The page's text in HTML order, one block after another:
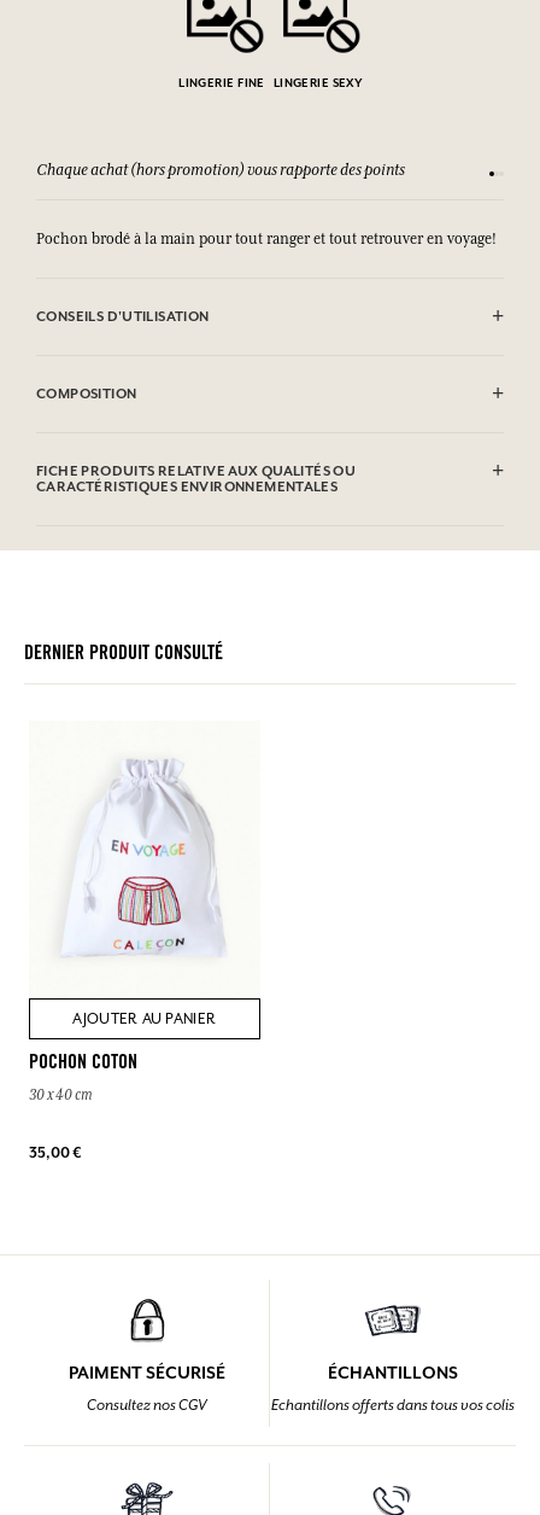
LINGERIE FINE LINGERIE SEXY
Chaque achat (hors promotion) vous rapporte des points
Pochon brodé à la main pour tout ranger et tout retrouver en voyage!
CONSEILS D'UTILISATION
COMPOSITION
FICHE PRODUITS RELATIVE AUX QUALITÉS OU
CARACTÉRISTIQUES ENVIRONNEMENTALES
DERNIER PRODUIT CONSULTÉ
AJOUTER AU PANIER
POCHON COTON
30 x 40 cm
35,00 €
PAIMENT SÉCURISÉ
Consultez nos CGV
ÉCHANTILLONS
Echantillons offerts dans tous vos colis